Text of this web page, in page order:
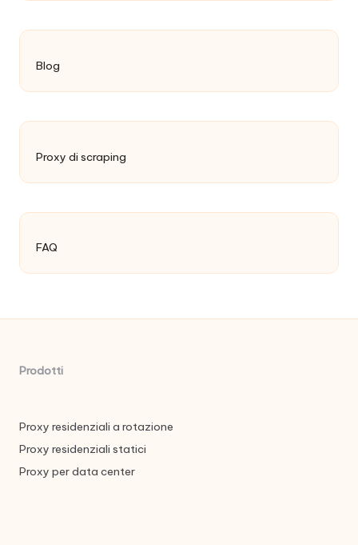
Blog
Proxy di scraping
FAQ
Prodotti
Proxy residenziali a rotazione
Proxy residenziali statici
Proxy per data center